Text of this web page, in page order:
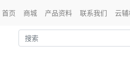
首页 商城 产品资料 联系我们 云辅